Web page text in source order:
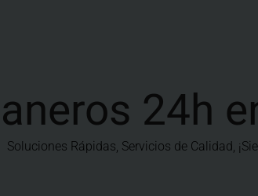
24h
Soluciones Rápidas, Servicios de Calidad,